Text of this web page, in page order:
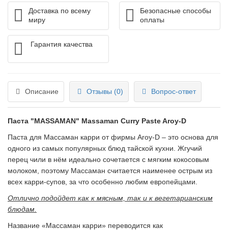
Доставка по всему
миру
Безопасные способы
оплаты
Гарантия качества
Описание Отзывы (0) Вопрос-ответ
Паста "MASSAMAN" Massaman Curry Paste Aroy-D
Паста для Массаман карри от фирмы Aroy-D – это основа для
одного из самых популярных блюд тайской кухни. Жгучий
перец чили в нём идеально сочетается с мягким кокосовым
молоком, поэтому Массаман считается наименее острым из
всех карри-супов, за что особенно любим европейцами.
Отлично подойдет как к мясным, так и к вегетарианским
блюдам.
Название «Массаман карри» переводится как